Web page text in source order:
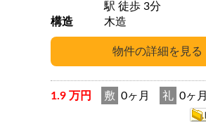
駅 徒歩 3分
構造
木造
1.9 万円 敷 0ヶ月 礼 0ヶ月